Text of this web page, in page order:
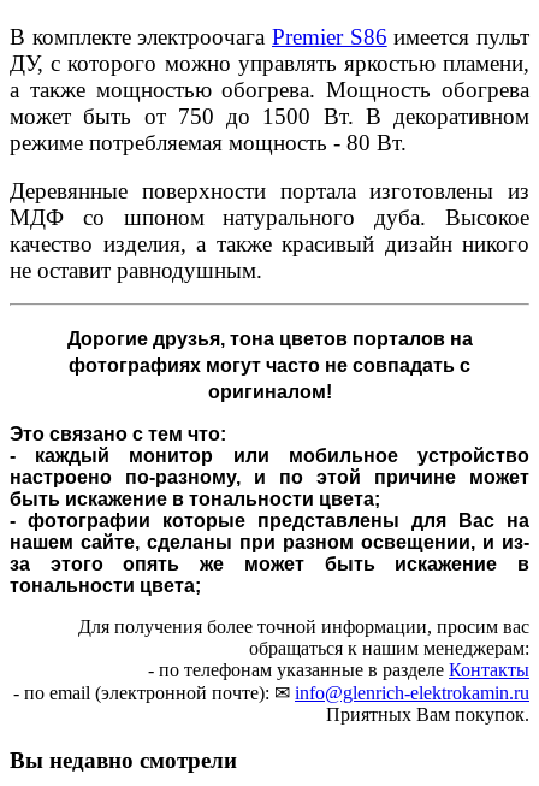
В комплекте электроочага Premier S86 имеется пульт
ДУ, с которого можно управлять яркостью пламени,
а также мощностью обогрева. Мощность обогрева
может быть от 750 до 1500 Вт. В декоративном
режиме потребляемая мощность - 80 Вт.
Деревянные поверхности портала изготовлены из
МДФ со шпоном натурального дуба. Высокое
качество изделия, а также красивый дизайн никого
не оставит равнодушным.
Дорогие друзья,тона цветов порталов на
фотографиях могут часто не совпадать с
оригиналом!
Это связано с тем что:
- каждый монитор или мобильное устройство
настроено по-разному, и по этой причине может
быть искажение в тональности цвета;
- фотографии которые представлены для Вас на
нашем сайте, сделаны при разном освещении, и из-
за этого опять же может быть искажение в
тональности цвета;
Для получения более точной информации, просим вас
обращаться к нашим менеджерам:
- по телефонам указанные в разделе Контакты
- по email (электронной почте): ✉ info@glenrich-elektrokamin.ru
Приятных Вам покупок.
Вы недавно смотрели